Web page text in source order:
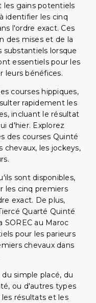
les gains potentiels
identifier les cinq
l'ordre exact. Ces
des mises et de la
lorsque
essentiels pour les
leurs bénéfices.
courses hippiques,
rapidement les
incluant le résultat
d'hier. Explorez
des courses Quinté
chevaux, les jockeys,
sont disponibles,
les cinq premiers
exact. De plus,
Quarté Quinté
SOREC au Maroc
pour les parieurs
chevaux dans
simple placé, du
ou d'autres types
les résultats et les